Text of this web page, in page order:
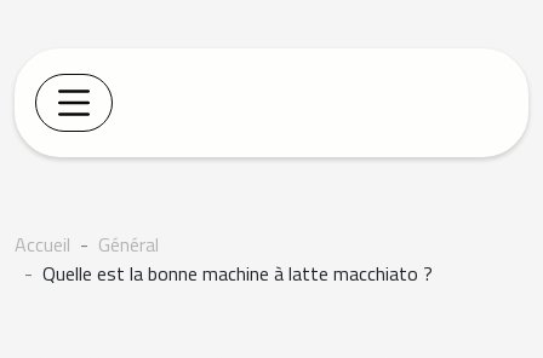
Accueil
Général
Quelle est la bonne machine à latte macchiato ?